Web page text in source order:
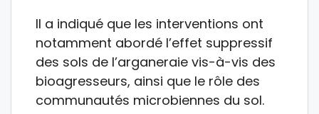
Il a indiqué que les interventions ont
notamment abordé l’effet suppressif
des sols de l’arganeraie vis-à-vis des
bioagresseurs, ainsi que le rôle des
communautés microbiennes du sol.